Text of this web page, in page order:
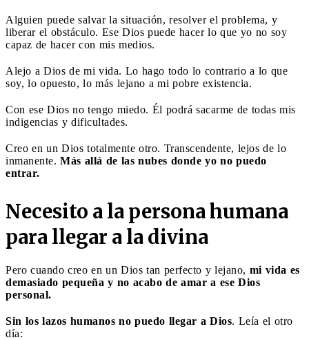
Alguien puede salvar la situación, resolver el problema, y
liberar el obstáculo. Ese Dios puede hacer lo que yo no soy
capaz de hacer con mis medios.
Alejo a Dios de mi vida. Lo hago todo lo contrario a lo que
soy, lo opuesto, lo más lejano a mi pobre existencia.
Con ese Dios no tengo miedo. Él podrá sacarme de todas mis
indigencias y dificultades.
Creo en un Dios totalmente otro. Transcendente, lejos de lo
inmanente. Más allá de las nubes donde yo no puedo
entrar.
Necesito a la persona humana
para llegar a la divina
Pero cuando creo en un Dios tan perfecto y lejano, mi vida es
demasiado pequeña y no acabo de amar a ese Dios
personal.
Sin los lazos humanos no puedo llegar a Dios. Leía el otro
día: